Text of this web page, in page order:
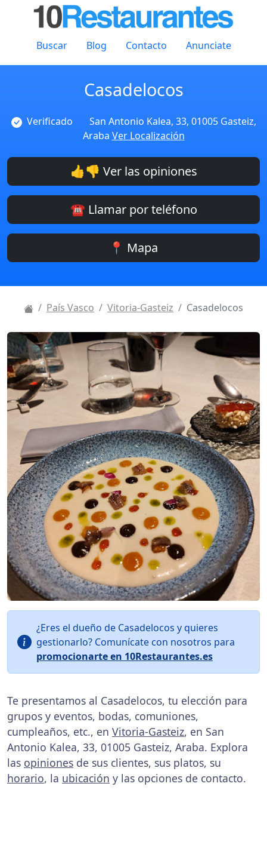
Buscar Blog Contacto Anunciate
Casadelocos
Verificado
San Antonio Kalea, 33, 01005 Gasteiz,
Araba Ver Localización
👍👎 Ver las opiniones
☎️ Llamar por teléfono
📍 Mapa
País Vasco Vitoria-Gasteiz Casadelocos
¿Eres el dueño de Casadelocos y quieres
gestionarlo? Comunícate con nosotros para
promocionarte en 10Restaurantes.es
Te presentamos al Casadelocos, tu elección para
grupos y eventos, bodas, comuniones,
cumpleaños, etc., en Vitoria-Gasteiz, en San
Antonio Kalea, 33, 01005 Gasteiz, Araba. Explora
las opiniones de sus clientes, sus platos, su
horario, la ubicación y las opciones de contacto.